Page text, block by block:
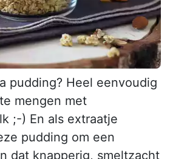
pudding? Heel eenvoudig
mengen met
;-) En als extraatje
pudding om een
dat knapperig, smeltzacht